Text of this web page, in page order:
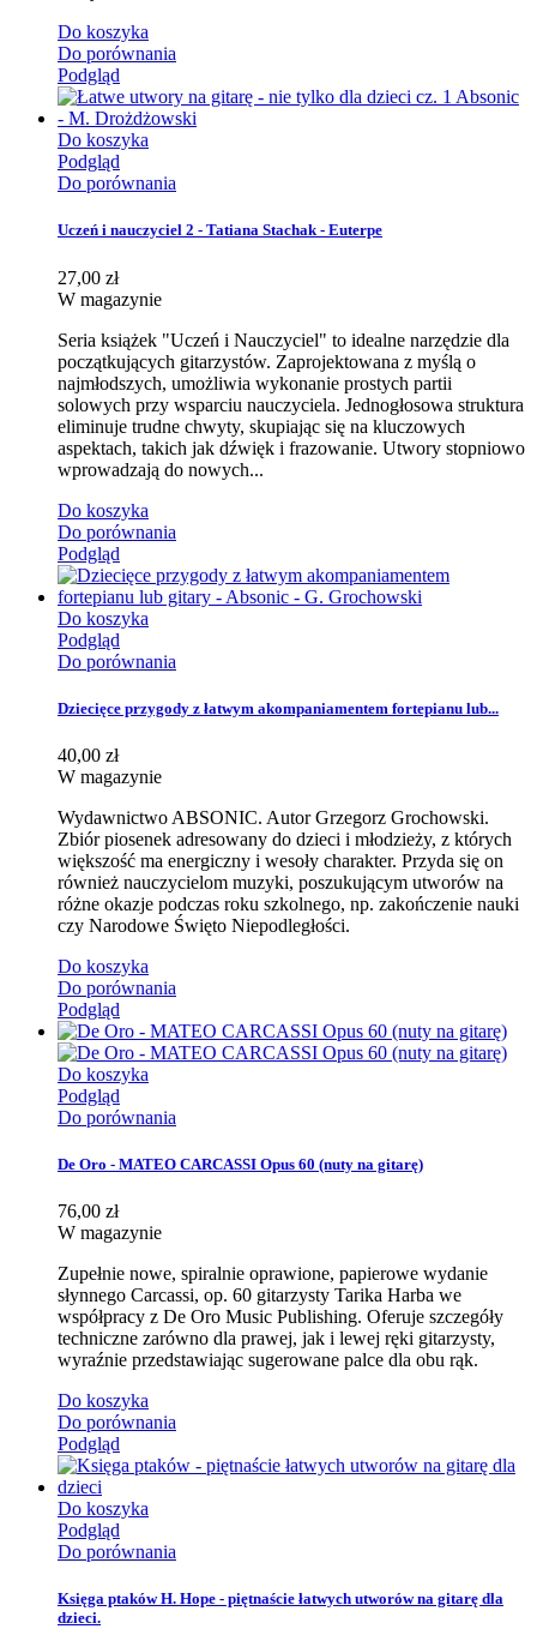
Do koszyka
Do porównania
Podgląd
Do koszyka
Podgląd
Do porównania
Uczeń i nauczyciel 2 - Tatiana Stachak - Euterpe
27,00 zł
W magazynie
Seria książek "Uczeń i Nauczyciel" to idealne narzędzie dla
początkujących gitarzystów. Zaprojektowana z myślą o
najmłodszych, umożliwia wykonanie prostych partii
solowych przy wsparciu nauczyciela. Jednogłosowa struktura
eliminuje trudne chwyty, skupiając się na kluczowych
aspektach, takich jak dźwięk i frazowanie. Utwory stopniowo
wprowadzają do nowych...
Do koszyka
Do porównania
Podgląd
Do koszyka
Podgląd
Do porównania
Dziecięce przygody z łatwym akompaniamentem fortepianu lub...
40,00 zł
W magazynie
Wydawnictwo ABSONIC. Autor Grzegorz Grochowski.
Zbiór piosenek adresowany do dzieci i młodzieży, z których
większość ma energiczny i wesoły charakter. Przyda się on
również nauczycielom muzyki, poszukującym utworów na
różne okazje podczas roku szkolnego, np. zakończenie nauki
czy Narodowe Święto Niepodległości.
Do koszyka
Do porównania
Podgląd
Do koszyka
Podgląd
Do porównania
De Oro - MATEO CARCASSI Opus 60 (nuty na gitarę)
76,00 zł
W magazynie
Zupełnie nowe, spiralnie oprawione, papierowe wydanie
słynnego Carcassi, op. 60 gitarzysty Tarika Harba we
współpracy z De Oro Music Publishing. Oferuje szczegóły
techniczne zarówno dla prawej, jak i lewej ręki gitarzysty,
wyraźnie przedstawiając sugerowane palce dla obu rąk.
Do koszyka
Do porównania
Podgląd
Do koszyka
Podgląd
Do porównania
Księga ptaków H. Hope - piętnaście łatwych utworów na gitarę dla
dzieci.